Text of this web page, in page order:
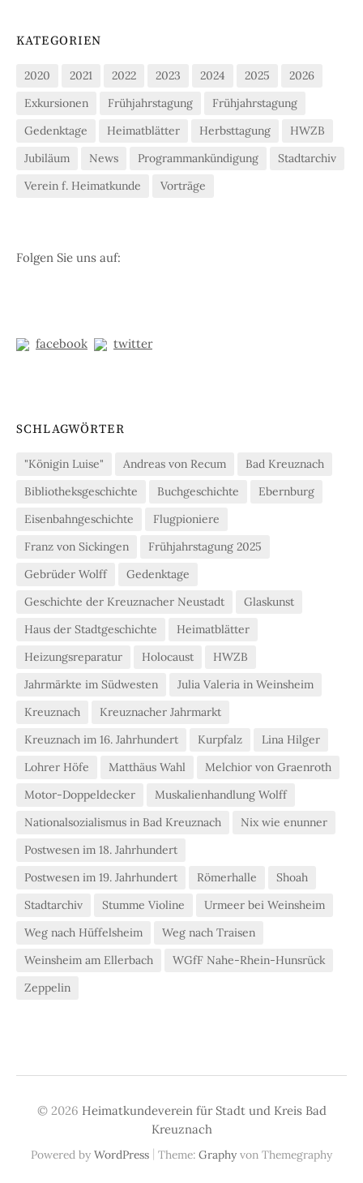
KATEGORIEN
2020 2021 2022 2023 2024 2025
2026
Exkursionen
Frühjahrstagung
Frühjahrstagung
Gedenktage
Heimatblätter Herbsttagung
HWZB
Jubiläum
News Programmankündigung
Stadtarchiv
Verein f. Heimatkunde
Vorträge
Folgen Sie uns auf:
facebook twitter
SCHLAGWÖRTER
"Königin Luise" Andreas von Recum
Bad Kreuznach
Bibliotheksgeschichte
Buchgeschichte
Ebernburg
Eisenbahngeschichte
Flugpioniere
Franz von Sickingen
Frühjahrstagung 2025
Gebrüder Wolff
Gedenktage
Geschichte der Kreuznacher Neustadt
Glaskunst
Haus der Stadtgeschichte
Heimatblätter
Heizungsreparatur
Holocaust
HWZB
Jahrmärkte im Südwesten
Julia Valeria in Weinsheim
Kreuznach
Kreuznacher Jahrmarkt
Kreuznach im 16. Jahrhundert
Kurpfalz
Lina Hilger
Lohrer Höfe
Matthäus Wahl
Melchior von Graenroth
Motor-Doppeldecker
Muskalienhandlung Wolff
Nationalsozialismus in Bad Kreuznach
Nix wie enunner
Postwesen im 18. Jahrhundert
Postwesen im 19. Jahrhundert
Römerhalle
Shoah
Stadtarchiv
Stumme Violine
Urmeer bei Weinsheim
Weg nach Hüffelsheim
Weg nach Traisen
Weinsheim am Ellerbach
WGfF Nahe-Rhein-Hunsrück
Zeppelin
© 2026 Heimatkundeverein für Stadt und Kreis Bad
Kreuznach
Powered by WordPress | Theme: Graphy von Themegraphy